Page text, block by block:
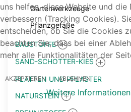
Gartenwerkzeuge
Pflanzgefäße
BAUSTOFFE
SAND-SCHOTTER-KIES
PLATTEN UND PFLASTER
NATURSTEIN
uns helfen, diese Website und
verbessern (Tracking Cookies).
entscheiden, ob Sie die Cookies
beachten Sie, dass bei einer
mehr alle Funktionalitäten der
AKZEPTIEREN ABLEHNEN
Weitere Informationen